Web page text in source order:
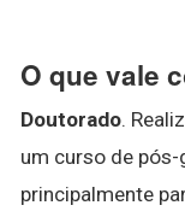
O que vale
Doutorado.
um curso de
principalmente